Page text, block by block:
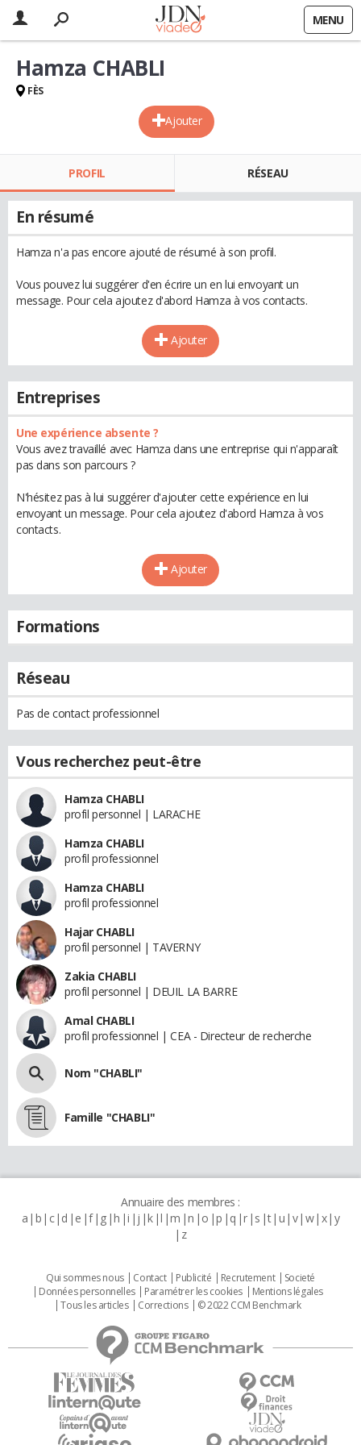
MENU
Ajouter
Hamza CHABLI
FÈS
PROFIL RÉSEAU
En résumé
Hamza n'a pas encore ajouté de résumé à son profil.
Vous pouvez lui suggérer d'en écrire un en lui envoyant un
message. Pour cela ajoutez d'abord Hamza à vos contacts.
Ajouter
Entreprises
Une expérience absente ?
Vous avez travaillé avec Hamza dans une entreprise qui n'apparaît
pas dans son parcours ?
N'hésitez pas à lui suggérer d'ajouter cette expérience en lui
envoyant un message. Pour cela ajoutez d'abord Hamza à vos
contacts.
Ajouter
Formations
Réseau
Pas de contact professionnel
Vous recherchez peut-être
Hamza CHABLI
profil personnel | LARACHE
Hamza CHABLI
profil professionnel
Hamza CHABLI
profil professionnel
Hajar CHABLI
profil personnel | TAVERNY
Zakia CHABLI
profil personnel | DEUIL LA BARRE
Amal CHABLI
profil professionnel | CEA - Directeur de recherche
Nom "CHABLI"
Famille "CHABLI"
Annuaire des membres :
a b c d e f g h i j k l m n o p q r s t u v w x y
z
Qui sommes nous Contact Publicité Recrutement
Societé
Données personnelles
Paramétrer les cookies
Mentions légales
Tous les articles
Corrections © 2022 CCM Benchmark